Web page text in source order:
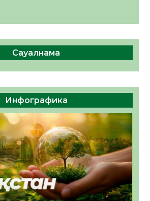
Сауалнама
Инфографика